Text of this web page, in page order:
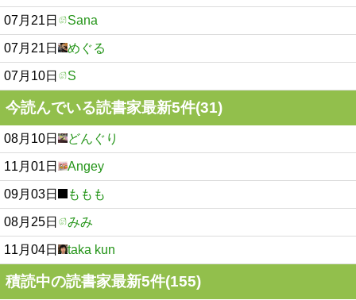
07月21日 Sana
07月21日 めぐる
07月10日 S
今読んでいる読書家最新5件(31)
08月10日 どんぐり
11月01日 Angey
09月03日 ももも
08月25日 みみ
11月04日 taka kun
積読中の読書家最新5件(155)